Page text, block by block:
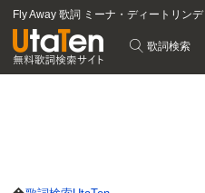
Fly Away 歌詞 ミーナ・ディートリン
歌詞検索